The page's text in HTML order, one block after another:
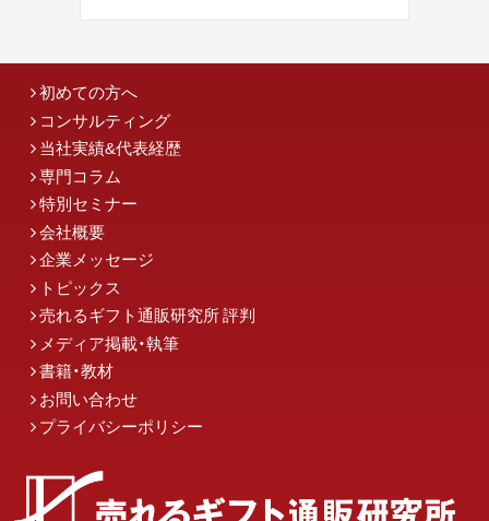
初めての方へ
コンサルティング
当社実績&代表経歴
専門コラム
特別セミナー
会社概要
企業メッセージ
トピックス
売れるギフト通販研究所 評判
メディア掲載・執筆
書籍・教材
お問い合わせ
プライバシーポリシー